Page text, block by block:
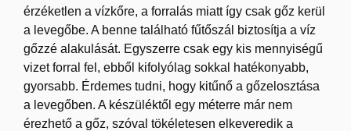
érzéketlen a vízkőre, a forralás miatt így csak gőz kerül
a levegőbe. A benne található fűtőszál biztosítja a víz
gőzzé alakulását. Egyszerre csak egy kis mennyiségű
vizet forral fel, ebből kifolyólag sokkal hatékonyabb,
gyorsabb. Érdemes tudni, hogy kitűnő a gőzelosztása
a levegőben. A készüléktől egy méterre már nem
érezhető a gőz, szóval tökéletesen elkeveredik a